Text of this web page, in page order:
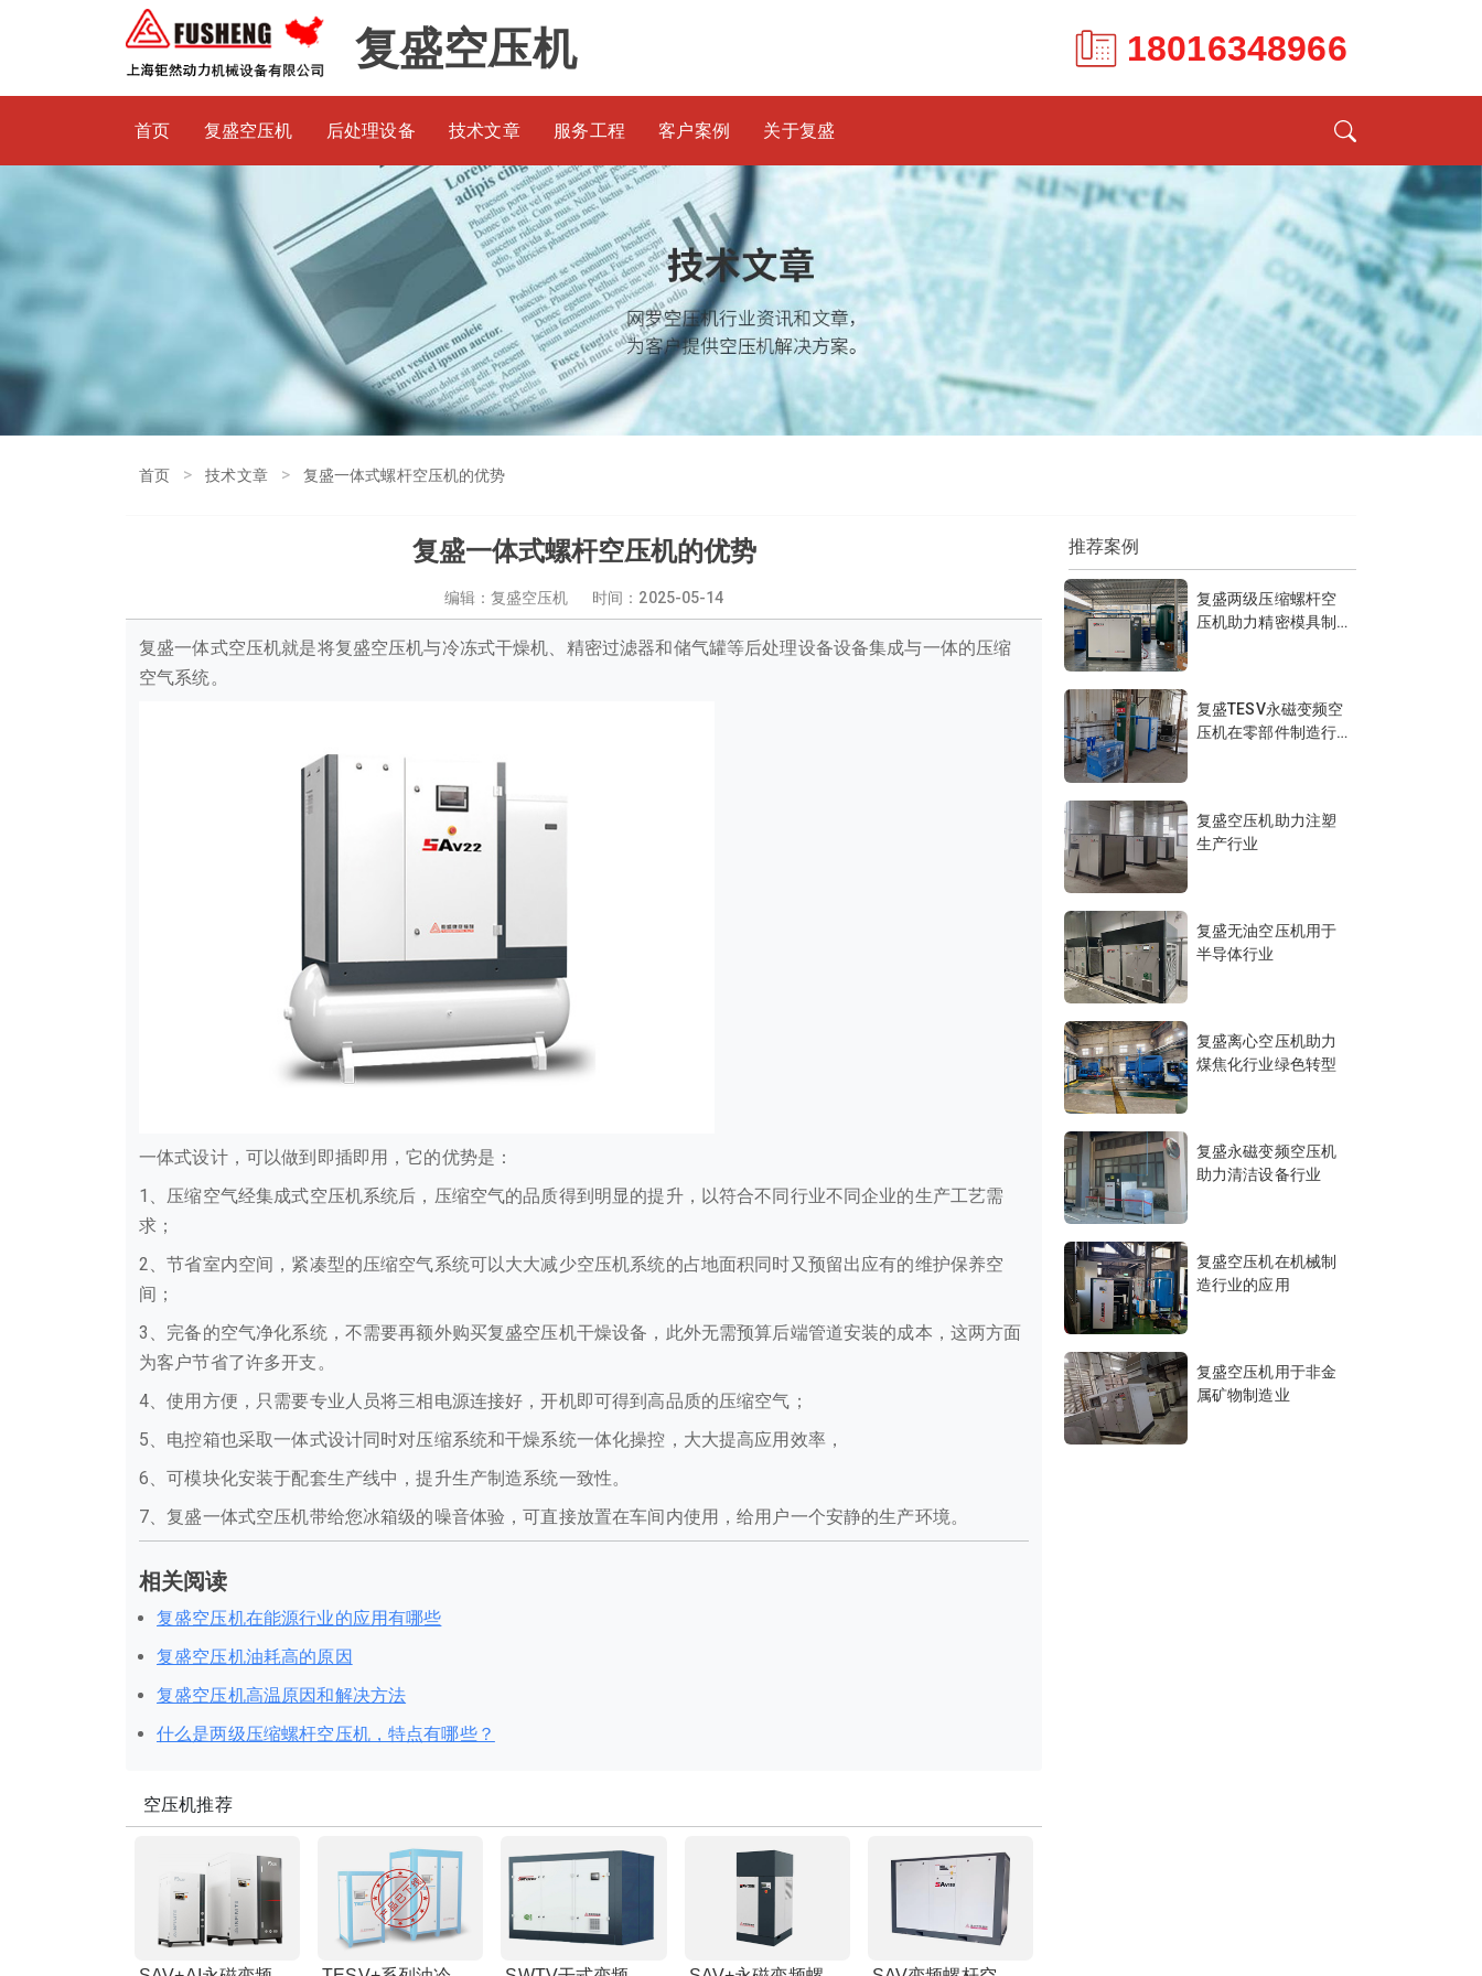
复盛空压机 18016348966
首页 复盛空压机 后处理设备 技术文章 服务工程 客户案例 关于复盛
首页 > 技术文章 > 复盛一体式螺杆空压机的优势
复盛一体式螺杆空压机的优势
编辑：复盛空压机 时间： 2025-05-14
复盛一体式空压机就是将复盛空压机与冷冻式干燥机、精密过滤器和储气罐等后处理设备设备集成与一体的压缩
空气系统。
一体式设计，可以做到即插即用，它的优势是：
1、压缩空气经集成式空压机系统后，压缩空气的品质得到明显的提升，以符合不同行业不同企业的生产工艺需
求；
2、节省室内空间，紧凑型的压缩空气系统可以大大减少空压机系统的占地面积同时又预留出应有的维护保养空
间；
3、完备的空气净化系统，不需要再额外购买复盛空压机干燥设备，此外无需预算后端管道安装的成本，这两方面
为客户节省了许多开支。
4、使用方便，只需要专业人员将三相电源连接好，开机即可得到高品质的压缩空气；
5、电控箱也采取一体式设计同时对压缩系统和干燥系统一体化操控，大大提高应用效率，
6、可模块化安装于配套生产线中，提升生产制造系统一致性。
7、复盛一体式空压机带给您冰箱级的噪音体验，可直接放置在车间内使用，给用户一个安静的生产环境。
相关阅读
复盛空压机在能源行业的应用有哪些
复盛空压机油耗高的原因
复盛空压机高温原因和解决方法
什么是两级压缩螺杆空压机，特点有哪些？
空压机推荐
推荐案例
复盛两级压缩螺杆空
压机助力精密模具制
复盛TESV永磁变频空
压机在零部件制造行
复盛空压机助力注塑
生产行业
复盛无油空压机用于
半导体行业
复盛离心空压机助力
煤焦化行业绿色转型
复盛永磁变频空压机
助力清洁设备行业
复盛空压机在机械制
造行业的应用
复盛空压机用于非金
属矿物制造业